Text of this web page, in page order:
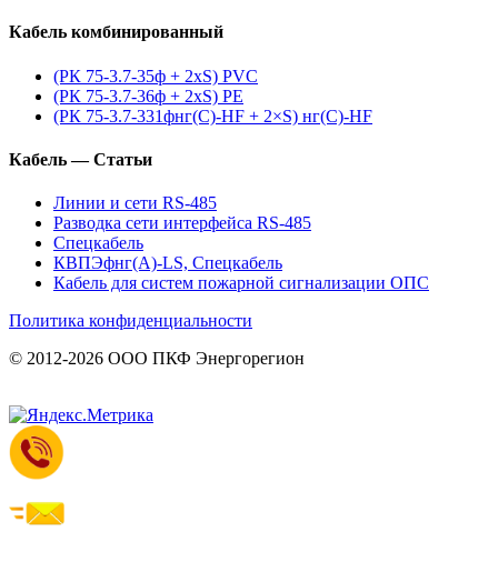
Кабель комбинированный
(РК 75-3.7-35ф + 2xS) PVC
(РК 75-3.7-36ф + 2xS) PE
(РК 75-3.7-331фнг(С)-HF + 2×S) нг(С)-HF
Кабель — Статьи
Линии и сети RS-485
Разводка сети интерфейса RS-485
Спецкабель
КВПЭфнг(А)-LS, Спецкабель
Кабель для систем пожарной сигнализации ОПС
Политика конфиденциальности
© 2012-2026 ООО ПКФ Энергорегион